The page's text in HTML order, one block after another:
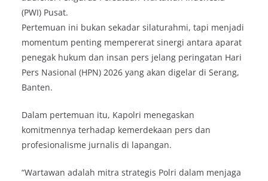
(PWI) Pusat.
Pertemuan ini bukan sekadar silaturahmi, tapi menjadi
momentum penting mempererat sinergi antara aparat
penegak hukum dan insan pers jelang peringatan Hari
Pers Nasional (HPN) 2026 yang akan digelar di Serang,
Banten.
Dalam pertemuan itu, Kapolri menegaskan
komitmennya terhadap kemerdekaan pers dan
profesionalisme jurnalis di lapangan.
“Wartawan adalah mitra strategis Polri dalam menjaga